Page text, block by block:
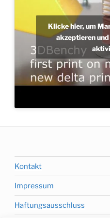
Klicke hier, um
akzeptieren
Kontakt
Impressum
Haftungsausschluss